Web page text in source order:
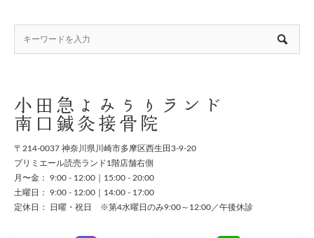
小田急よみうりランド
南口鍼灸接骨院
〒214-0037 神奈川県川崎市多摩区西生田3-9-20
プリミエール読売ランド1階店舗右側
月〜金： 9:00 - 12:00｜15:00 - 20:00
土曜日： 9:00 - 12:00｜14:00 - 17:00
定休日： 日曜・祝日 ※第4水曜日のみ9:00～12:00／午後休診